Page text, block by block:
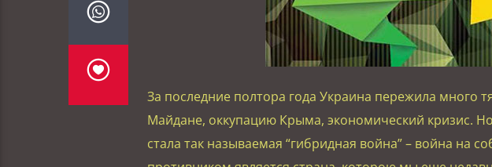
За последние полтора года Украина пережила много
Майдане, оккупацию Крыма, экономический кризис.
стала так называемая “гибридная война” – война на